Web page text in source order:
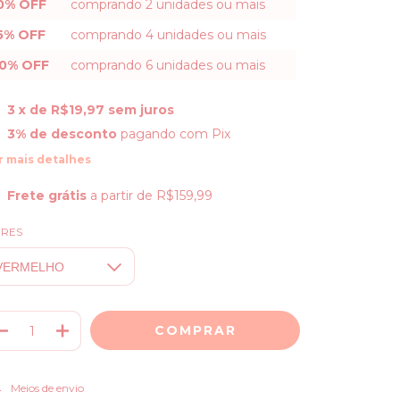
OFF
comprando 2 unidades ou mais
OFF
comprando 4 unidades ou mais
OFF
comprando 6 unidades ou mais
3 x de R$19,97 sem juros
3% de desconto pagando com Pix
mais detalhes
Frete grátis a partir de R$159,99
para o CEP:
Meios de envio